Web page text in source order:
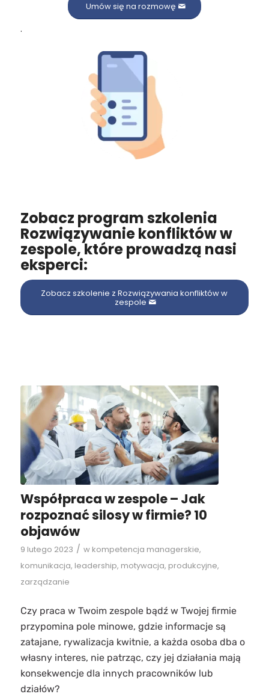
Umów się na rozmowę
.
Zobacz program szkolenia
Rozwiązywanie konfliktów w
zespole, które prowadzą nasi
eksperci:
Zobacz szkolenie z Rozwiązywania konfliktów w
zespole
Współpraca w zespole – Jak
rozpoznać silosy w firmie? 10
objawów
9 lutego 2023 / w kompetencja managerskie,
komunikacja, leadership, motywacja, produkcyjne,
zarządzanie
Czy praca w Twoim zespole bądź w Twojej firmie
przypomina pole minowe, gdzie informacje są
zatajane, rywalizacja kwitnie, a każda osoba dba o
własny interes, nie patrząc, czy jej działania mają
konsekwencje dla innych pracowników lub
działów?